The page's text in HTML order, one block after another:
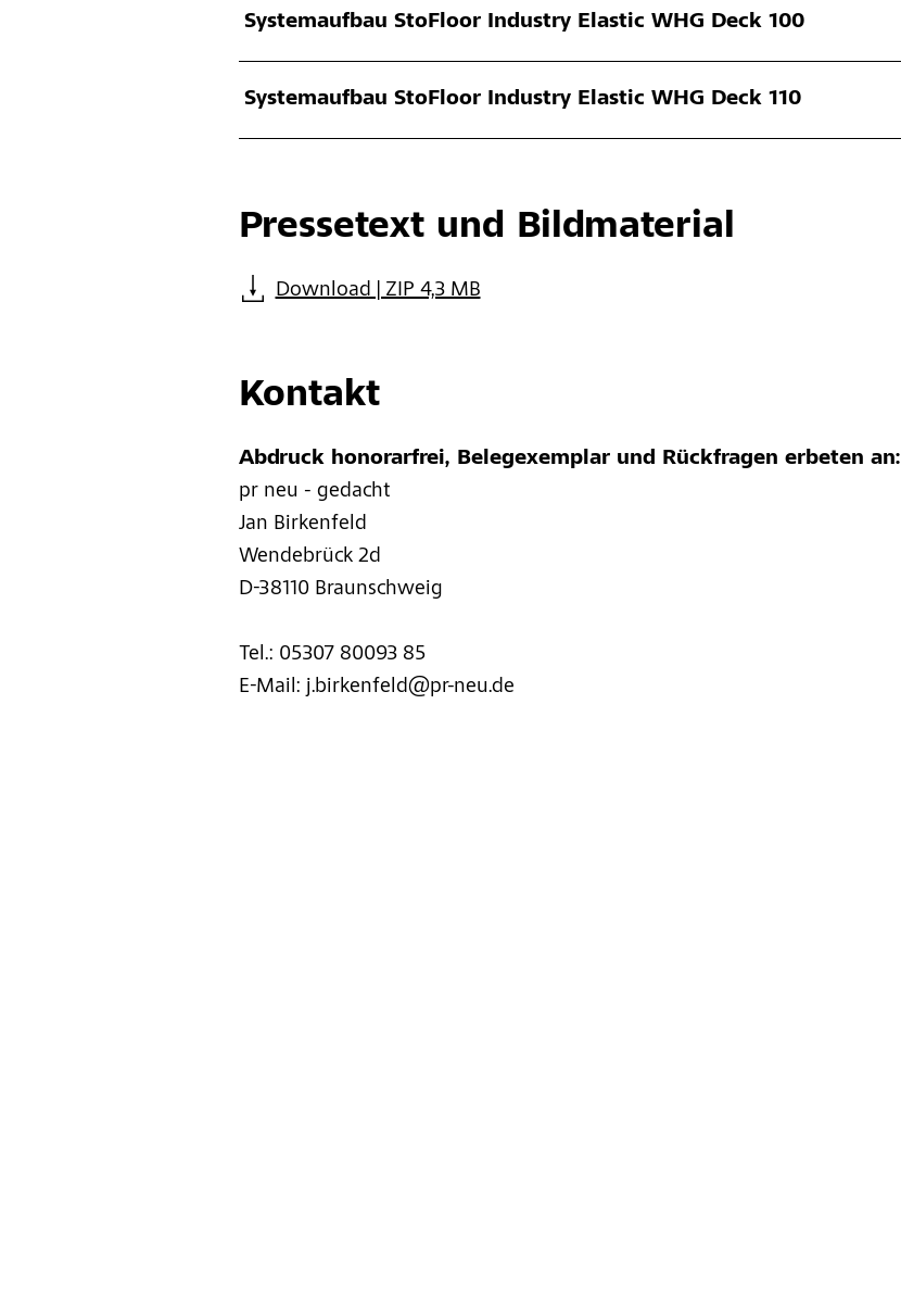
Systemaufbau StoFloor Industry Elastic WHG Deck 100
Systemaufbau StoFloor Industry Elastic WHG Deck 110
Pressetext und Bildmaterial
Download | ZIP 4,3 MB
Kontakt
Abdruck honorarfrei, Belegexemplar und Rückfragen erbeten an:
pr neu - gedacht
Jan Birkenfeld
Wendebrück 2d
D-38110 Braunschweig
Tel.: 05307 80093 85
E-Mail: j.birkenfeld@pr-neu.de